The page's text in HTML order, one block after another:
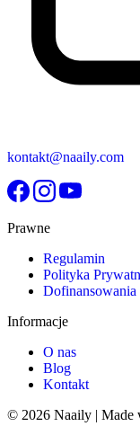
kontakt@naaily.com
Prawne
Regulamin
Polityka
Informacje
O nas
Blog
Kontakt
© 2026 Naaily | Made